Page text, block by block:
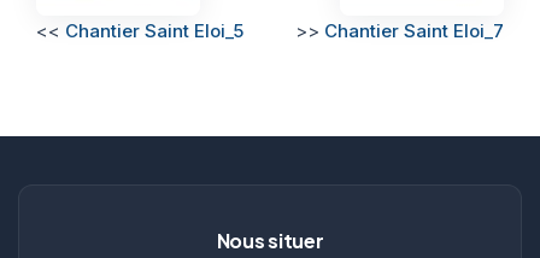
<< Chantier Saint Eloi_5 >> Chantier Saint Eloi_7
Nous situer